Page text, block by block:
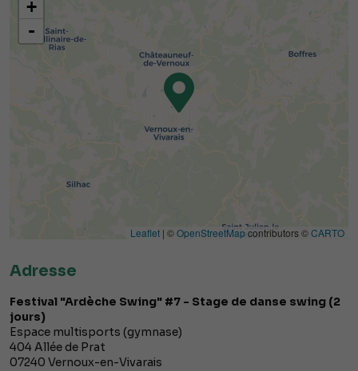
+
-
Leaflet | ©OpenStreetMapcontributors ©CARTO
Adresse
Festival "Ardèche Swing" #7 - Stage de danse swing (2
jours)
Espace multisports (gymnase)
404 Allée de Prat
07240 Vernoux-en-Vivarais